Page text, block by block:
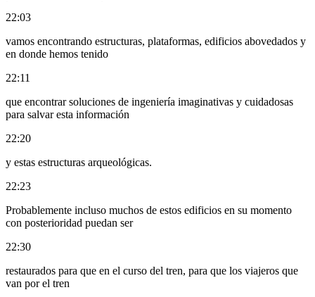
22:03
vamos encontrando estructuras, plataformas, edificios abovedados y
en donde hemos tenido
22:11
que encontrar soluciones de ingeniería imaginativas y cuidadosas
para salvar esta información
22:20
y estas estructuras arqueológicas.
22:23
Probablemente incluso muchos de estos edificios en su momento
con posterioridad puedan ser
22:30
restaurados para que en el curso del tren, para que los viajeros que
van por el tren